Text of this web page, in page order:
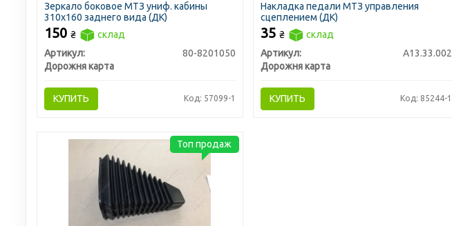
Зеркало боковое МТЗ униф. кабины
310х160 заднего вида (ДК)
150 ₴
склад
Артикул:
80-8201050
Дорожня карта
КУПИТЬ Код: 57099-1
Накладка педали МТЗ управления
сцеплением (ДК)
35 ₴
склад
Артикул:
А13.33.002
Дорожня карта
КУПИТЬ Код: 85244-1
Топ продаж